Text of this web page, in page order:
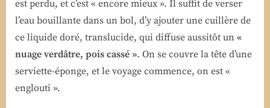
est perdu, et c’est « encore mieux ». Il suffit de verser
l’eau bouillante dans un bol, d’y ajouter une cuillère de
ce liquide doré, translucide, qui diffuse aussitôt un «
nuage verdâtre, pois cassé ». On se couvre la tête d’une
serviette-éponge, et le voyage commence, on est «
englouti ».